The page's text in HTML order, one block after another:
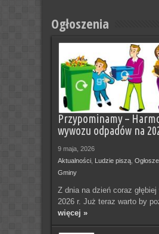
Ogłoszenia
Przypominamy –
wywozu odpadów na
9 maja, 2026
Aktualności, Ludzie piszą,
Gminy
Z dnia na dzień coraz
2026 r. Już teraz warto by
więcej »